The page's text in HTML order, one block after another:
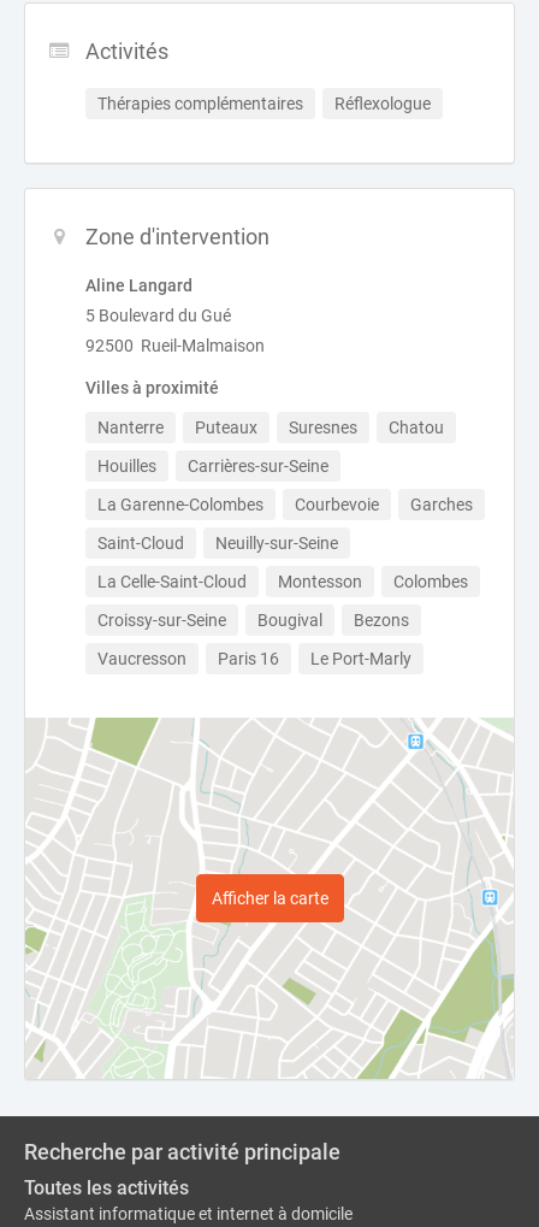
Activités
Thérapies complémentaires Réflexologue
Zone d'intervention
Aline Langard
5 Boulevard du Gué
92500 Rueil-Malmaison
Villes à proximité
Nanterre Puteaux Suresnes
Chatou
Houilles
Carrières-sur-Seine
La Garenne-Colombes
Courbevoie
Garches
Saint-Cloud
Neuilly-sur-Seine
La Celle-Saint-Cloud
Montesson
Colombes
Croissy-sur-Seine
Bougival
Bezons
Vaucresson
Paris 16 Le Port-Marly
Afficher la carte
Recherche par activité principale
Toutes les activités
Assistant informatique et internet à domicile